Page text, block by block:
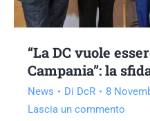
“La DC vuole
Campania”: la
News Di DcR
8
Lascia un commento